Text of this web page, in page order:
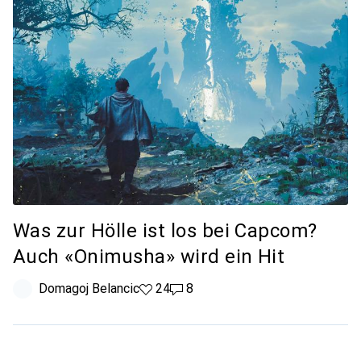
Was zur Hölle ist los bei Capcom?
Auch «Onimusha» wird ein Hit
Domagoj Belancic24 Likes
248 Kommentare
8